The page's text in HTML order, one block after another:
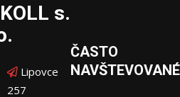
s.
Lipovce
257
ČASTO
NAVŠTEVOVANÉ